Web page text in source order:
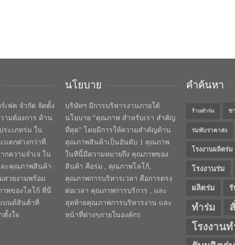
เฟค จำกัด จัดตั้ง
ามต้องการ ด้าน
ระเภทร่ม ใน
แตกต่างกว่าที่
กความจำเจ ใน
ละคุณภาพสินค้า
สวยงามพร้อม
พของโลโก้ ที่นี่
บนด์สินค้าที่
ตั้งใจ
นโยบาย
บริษัทฯ มีการบริหารงานภายใต้
นโยบาย “คุณภาพ สำหรับเรา สำคัญ
ที่สุด” โดยมีการให้ความสำคัญด้าน
คุณภาพสินค้าเป็นอันดับ 1 คุณภาพ
ในทีนี้มีความหมายถึง คุณภาพของ
สินค้า คือร่ม , คุณภาพโลโก้,
คุณภาพการบริหารเวลา คือการตรง
ต่อเวลา คุณภาพการบริการ , และ
สุดท้ายคุณภาพการบริหารงาน และ
หน้าที่ต่างๆภายในองค์กร
คำค้นหา
ร้านทำร่ม ข
ร่มพับราคาส่ง
โรงงานผลิตร่ม
โรงงานร่ม
ผลิตร่ม
ทำร่ม
โรงงาน